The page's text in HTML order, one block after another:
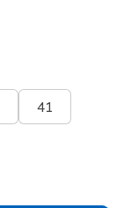
41